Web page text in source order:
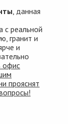
, данная
с реальной
гранит и
и
офис
прояснят